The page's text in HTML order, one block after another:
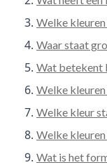
Welke kleuren
Waar staat
Wat betekent
Welke kleuren
Welke kleur
Welke
Wat is het